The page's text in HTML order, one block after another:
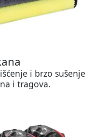
i brzo sušenje
i tragova.